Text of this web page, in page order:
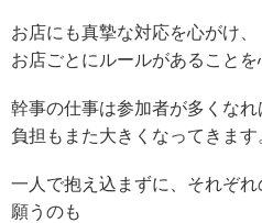
お店にも真摯な対応を心がけ、
お店ごとにルールがあることを
幹事の仕事は参加者が多くなれ
負担もまた大きくなってきます
一人で抱え込まずに、それぞ
願うのも